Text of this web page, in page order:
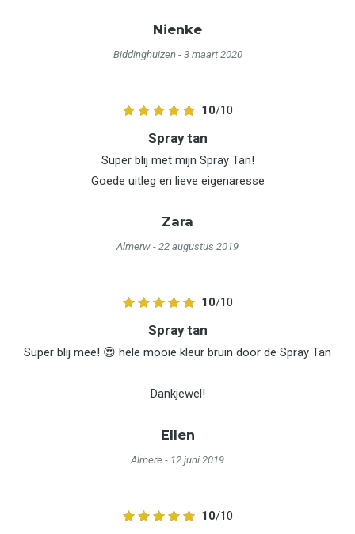
Nienke
Biddinghuizen- 3 maart 2020
10/10
Spray tan
Super blij met mijn Spray Tan!
Goede uitleg en lieve eigenaresse
Zara
Almerw - 22 augustus 2019
10/10
Spray tan
Super blij mee! 😍 hele mooie kleur bruin door de Spray Tan
Dankjewel!
Ellen
Almere - 12 juni 2019
10/10